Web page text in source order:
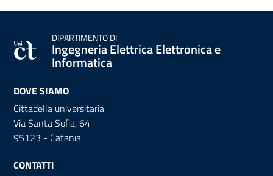
DIPARTIMENTO DI
Ingegneria Elettrica Elettronica e
Informatica
DOVE SIAMO
Cittadella universitaria
Via Santa Sofia, 64
95123 - Catania
CONTATTI